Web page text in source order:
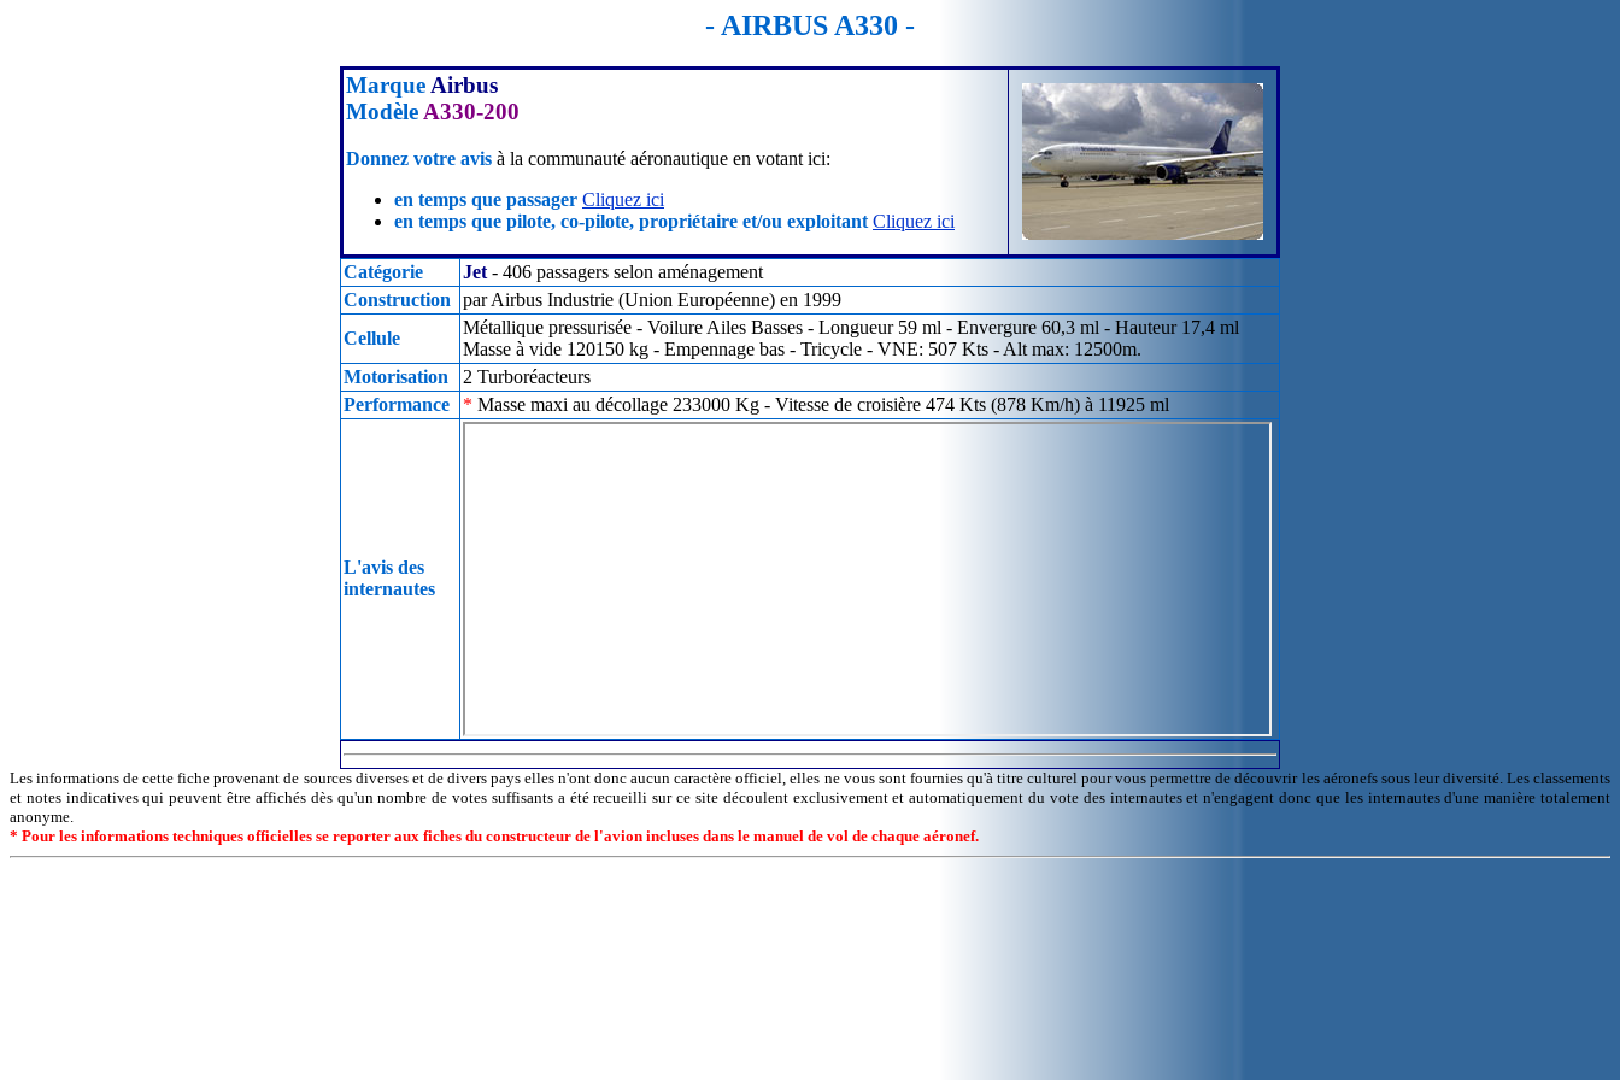
- AIRBUS A330 -
Marque Airbus
Modèle A330-200
Donnez votre avis à la communauté aéronautique en votant ici:
en temps que passager Cliquez ici
en temps que pilote, co-pilote, propriétaire et/ou exploitant Cliquez ici
Catégorie Jet - 406 passagers selon aménagement
Construction
par Airbus Industrie (Union Européenne) en 1999
Cellule
Métallique pressurisée - Voilure Ailes Basses - Longueur 59 ml - Envergure 60,3 ml - Hauteur 17,4 ml
Masse à vide 120150 kg - Empennage bas - Tricycle - VNE: 507 Kts - Alt max: 12500m.
Motorisation
2 Turboréacteurs
Performance
* Masse maxi au décollage 233000 Kg - Vitesse de croisière 474 Kts (878 Km/h) à 11925 ml
L'avis des
internautes
Les informations de cette fiche provenant de sources diverses et de divers pays elles n'ont donc aucun caractère officiel, elles ne vous sont fournies qu'à titre culturel pour vous permettre de découvrir les aéronefs sous leur diversité. Les classements
et notes indicatives qui peuvent être affichés dès qu'un nombre de votes suffisants a été recueilli sur ce site découlent exclusivement et automatiquement du vote des internautes et n'engagent donc que les internautes d'une manière totalement
anonyme.
* Pour les informations techniques officielles se reporter aux fiches du constructeur de l'avion incluses dans le manuel de vol de chaque aéronef.